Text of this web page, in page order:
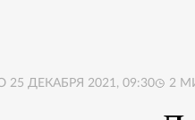
25 ДЕКАБРЯ 2021, 09:30 2